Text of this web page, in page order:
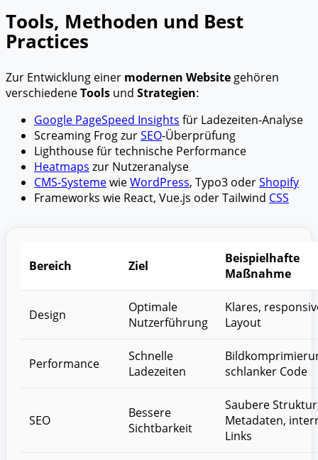
Tools, Methoden und Best
Practices
Zur Entwicklung einer modernen Website gehören
verschiedeneTools und Strategien:
Google PageSpeed Insights für Ladezeiten-Analyse
Screaming Frog zurSEO-Überprüfung
Lighthouse für technische Performance
Heatmaps zur Nutzeranalyse
CMS-SystemewieWordPress, Typo3 oderShopify
Frameworks wie React, Vue.js oder Tailwind CSS
Bereich Ziel
Beispielhafte
Maßnahme
Design
Optimale
Nutzerführung
Klares,
Layout
Performance
Schnelle
Ladezeiten
schlanker Code
SEO
Bessere
Sichtbarkeit
Saubere
Metadaten,
Links